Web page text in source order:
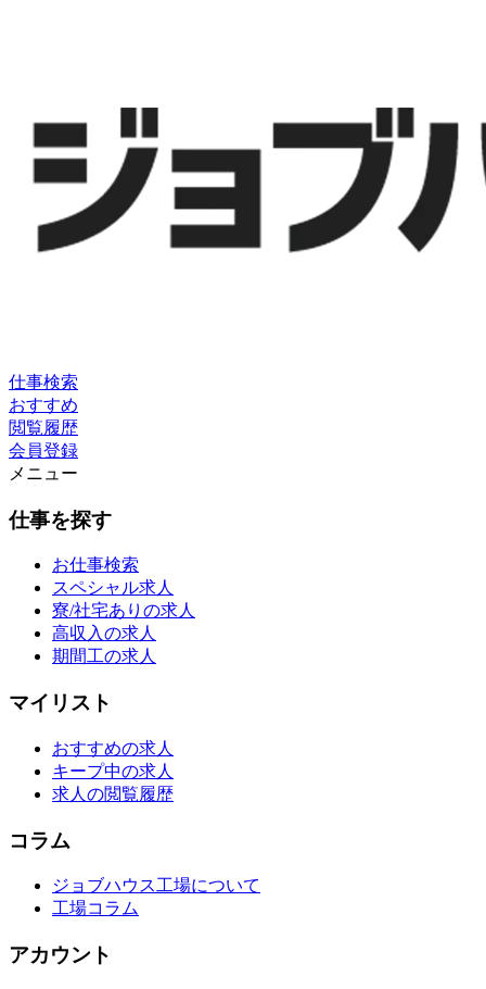
仕事検索
おすすめ
閲覧履歴
会員登録
メニュー
仕事を探す
お仕事検索
スペシャル求人
寮/社宅ありの求人
高収入の求人
期間工の求人
マイリスト
おすすめの求人
キープ中の求人
求人の閲覧履歴
コラム
ジョブハウス工場について
工場コラム
アカウント